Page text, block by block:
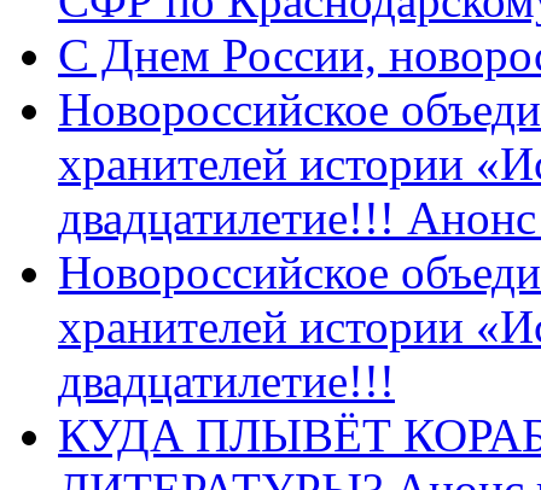
C Днем России,
Новороссийское
хранителей истории
двадцатилетие!!!
Новороссийское
хранителей истории
двадцатилетие!!!
КУДА ПЛЫВЁТ